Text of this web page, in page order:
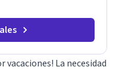
vacaciones! La necesidad